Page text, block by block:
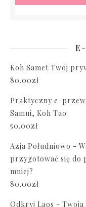
Koh Samet Twój
80.00zł
Praktyczny e-
Samui, Koh Tao
50.00zł
Azja Południowo -
przygotować się do
mniej?
80.00zł
Odkryj Laos -